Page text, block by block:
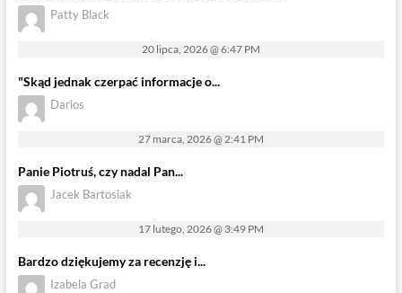
Patty Black
20 lipca, 2026 @ 6:47 PM
"Skąd jednak czerpać informacje o...
Darios
27 marca, 2026 @ 2:41 PM
Panie Piotruś, czy nadal Pan...
Jacek Bartosiak
17 lutego, 2026 @ 3:49 PM
Bardzo dziękujemy za recenzję i...
Izabela Grad